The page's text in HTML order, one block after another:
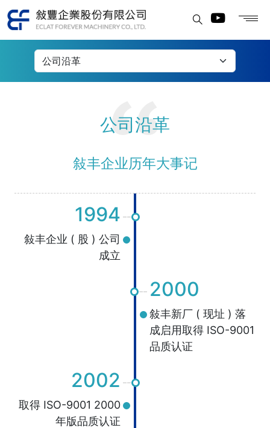
公司沿革
公司沿革
敍丰企业历年大事记
1994
敍丰企业 ( 股 ) 公司
成立
2000
敍丰新厂 ( 现址 ) 落
成启用取得 ISO-9001
品质认证
2002
取得 ISO-9001 2000
年版品质认证